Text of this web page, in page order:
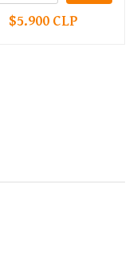
$5.900 CLP